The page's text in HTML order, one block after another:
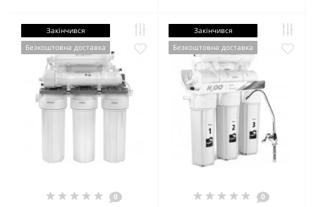
Закінчився
Безкоштовна доставка
0
Закінчився
Безкоштовна доставка
0